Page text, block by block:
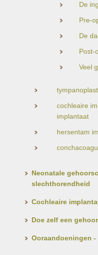
De
Pre-
De
Post-
Veel
cochleaire
implantaat
hersentam
Neonatale
slechthorendheid
Cochleaire
Doe zelf een
Ooraandoeningen -